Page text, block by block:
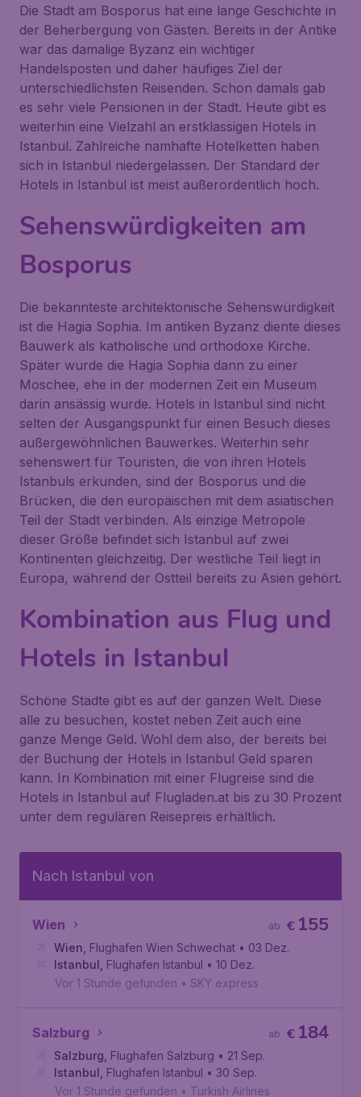
Die Stadt am Bosporus hat eine lange Geschichte in
der Beherbergung von Gästen. Bereits in der Antike
war das damalige Byzanz ein wichtiger
Handelsposten und daher häufiges Ziel der
unterschiedlichsten Reisenden. Schon damals gab
es sehr viele Pensionen in der Stadt. Heute gibt es
weiterhin eine Vielzahl an erstklassigen Hotels in
Istanbul. Zahlreiche namhafte Hotelketten haben
sich in Istanbul niedergelassen. Der Standard der
Hotels in Istanbul ist meist außerordentlich hoch.
Sehenswürdigkeiten am
Bosporus
Die bekannteste architektonische Sehenswürdigkeit
ist die Hagia Sophia. Im antiken Byzanz diente dieses
Bauwerk als katholische und orthodoxe Kirche.
Später wurde die Hagia Sophia dann zu einer
Moschee, ehe in der modernen Zeit ein Museum
darin ansässig wurde. Hotels in Istanbul sind nicht
selten der Ausgangspunkt für einen Besuch dieses
außergewöhnlichen Bauwerkes. Weiterhin sehr
sehenswert für Touristen, die von ihren Hotels
Istanbuls erkunden, sind der Bosporus und die
Brücken, die den europäischen mit dem asiatischen
Teil der Stadt verbinden. Als einzige Metropole
dieser Größe befindet sich Istanbul auf zwei
Kontinenten gleichzeitig. Der westliche Teil liegt in
Europa, während der Ostteil bereits zu Asien gehört.
Kombination aus Flug und
Hotels in Istanbul
Schöne Städte gibt es auf der ganzen Welt. Diese
alle zu besuchen, kostet neben Zeit auch eine
ganze Menge Geld. Wohl dem also, der bereits bei
der Buchung der Hotels in Istanbul Geld sparen
kann. In Kombination mit einer Flugreise sind die
Hotels in Istanbul auf Flugladen.at bis zu 30 Prozent
unter dem regulären Reisepreis erhältlich.
Nach Istanbul von
Wien € 155
ab
Wien Flughafen Wien Schwechat • 03 Dez.
Istanbul Flughafen Istanbul • 10 Dez.
Vor 1 Stunde gefunden • SKY express
Salzburg € 184
ab
Salzburg Flughafen Salzburg • 21 Sep.
Istanbul Flughafen Istanbul • 30 Sep.
Vor 1 Stunde gefunden • Turkish Airlines